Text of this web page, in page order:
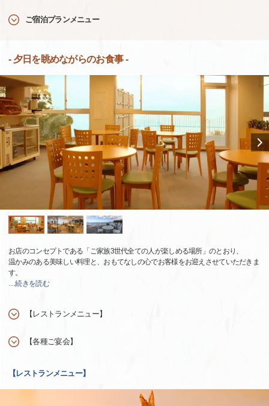
ご宿泊プランメニュー
- 夕日を眺めながらのお食事 -
お店のコンセプトである「ご家族3世代全ての人が楽しめる場所」のとおり、
温かみのある美味しい料理と、おもてなしの心でお客様をお迎えさせていただきま
す。
…続きを読む
【レストランメニュー】
【各種ご宴会】
【レストランメニュー】